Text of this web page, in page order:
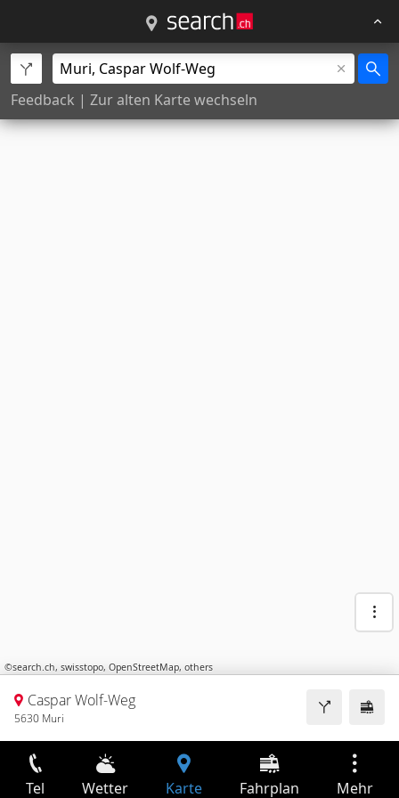
Feedback | Zur alten Karte wechseln
©search.ch, swisstopo, OpenStreetMap, others
Caspar Wolf-Weg
5630 Muri
Tel Wetter Karte Fahrplan Mehr